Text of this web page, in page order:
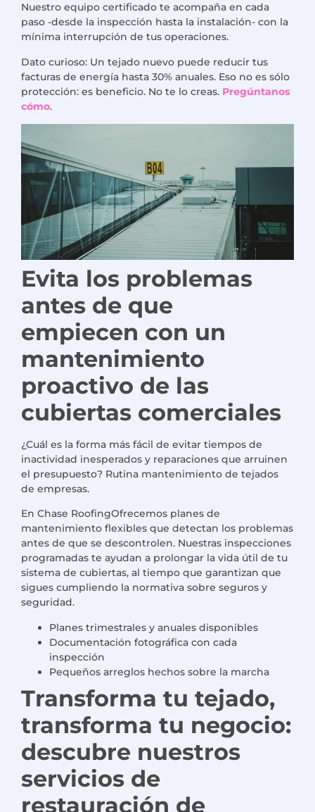
Nuestro equipo certificado te acompaña en cada
paso -desde la inspección hasta la instalación- con la
mínima interrupción de tus operaciones.
Dato curioso: Un tejado nuevo puede reducir tus
facturas de energía hasta 30% anuales. Eso no es sólo
protección: es beneficio. No te lo creas. Pregúntanos
cómo.
Evita los problemas
antes de que
empiecen con un
mantenimiento
proactivo de las
cubiertas comerciales
¿Cuál es la forma más fácil de evitar tiempos de
inactividad inesperados y reparaciones que arruinen
el presupuesto? Rutina mantenimiento de tejados
de empresas.
En Chase RoofingOfrecemos planes de
mantenimiento flexibles que detectan los problemas
antes de que se descontrolen. Nuestras inspecciones
programadas te ayudan a prolongar la vida útil de tu
sistema de cubiertas, al tiempo que garantizan que
sigues cumpliendo la normativa sobre seguros y
seguridad.
Planes trimestrales y anuales disponibles
Documentación fotográfica con cada
inspección
Pequeños arreglos hechos sobre la marcha
Transforma tu tejado,
transforma tu negocio:
descubre nuestros
servicios de
restauración de